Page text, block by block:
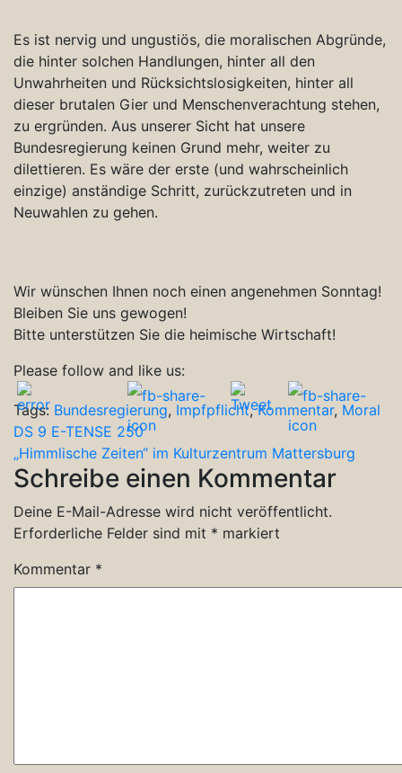
Es ist nervig und ungustiös, die moralischen Abgründe,
die hinter solchen Handlungen, hinter all den
Unwahrheiten und Rücksichtslosigkeiten, hinter all
dieser brutalen Gier und Menschenverachtung stehen,
zu ergründen. Aus unserer Sicht hat unsere
Bundesregierung keinen Grund mehr, weiter zu
dilettieren. Es wäre der erste (und wahrscheinlich
einzige) anständige Schritt, zurückzutreten und in
Neuwahlen zu gehen.
Wir wünschen Ihnen noch einen angenehmen Sonntag!
Bleiben Sie uns gewogen!
Bitte unterstützen Sie die heimische Wirtschaft!
Please follow and like us:
Tags: Bundesregierung, Impfpflicht,Kommentar, Moral
Beitragsnavigation
DS 9 E-TENSE 250
„Himmlische Zeiten“ im Kulturzentrum Mattersburg
Schreibe einen Kommentar
Deine E-Mail-Adresse wird nicht veröffentlicht.
Erforderliche Felder sind mit * markiert
Kommentar *